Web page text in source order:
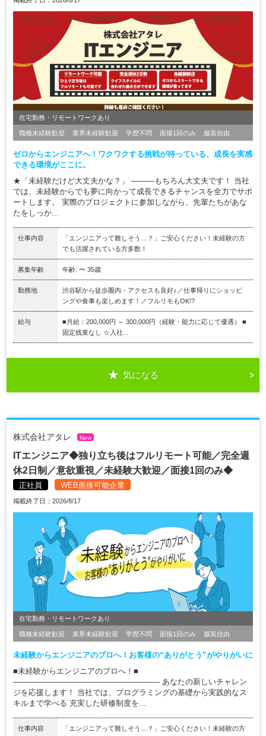
在宅勤務・リモートワークあり
職種未経験歓迎 業界未経験歓迎 学歴不問 面接1回のみ 服装自由
ゼロからエンジニアへ！ワクワクする挑戦が待っている、成長を実感
できる環境がここに。
★「未経験だけど大丈夫かな？」 ―――もちろん大丈夫です！ 当社
では、未経験からでも夢に向かって成長できるチャンスを全力でサポ
ートします。 実際のプロジェクトに参加しながら、先輩たちがあな
たをしっか...
仕事内容
「エンジニアって難しそう…？」ご安心ください！未経験の方
でも活躍されている方多数！
募集年齢 年齢: 〜 35歳
勤務地
渋谷駅から徒歩圏内・アクセスも良好♪／仕事帰りにショッピ
ングや食事も楽しめます！／フルリモもOK!?
給与
■月給：200,000円 ～ 300,000円（経験・能力に応じて優遇） ■
固定残業なし ☆入社...
気になる
株式会社アタレ New
ITエンジニア◆独り立ち後はフルリモート可能／完全週
休2日制／意欲重視／未経験大歓迎／面接1回のみ◆
正社員 WEB面接可能企業
掲載終了日：2026/8/17
在宅勤務・リモートワークあり
職種未経験歓迎 業界未経験歓迎 学歴不問 面接1回のみ 服装自由
未経験からエンジニアのプロへ！お客様の“ありがとう”がやりがいに
■未経験からエンジニアのプロへ！■
――――――――――――――――――― あなたの新しいチャレン
ジを応援します！ 当社では、プログラミングの基礎から実践的なス
キルまで学べる 充実した研修制度を...
仕事内容
「エンジニアって難しそう…？」ご安心ください！未経験の方